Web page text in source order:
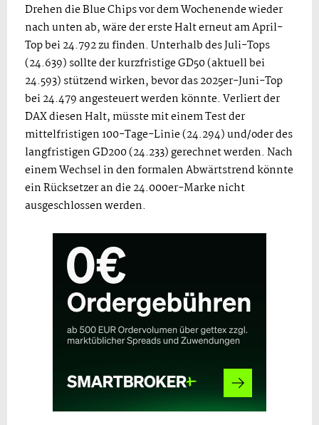
Drehen die Blue Chips vor dem Wochenende wieder
nach unten ab, wäre der erste Halt erneut am April-
Top bei 24.792 zu finden. Unterhalb des Juli-Tops
(24.639) sollte der kurzfristige GD50 (aktuell bei
24.593) stützend wirken, bevor das 2025er-Juni-Top
bei 24.479 angesteuert werden könnte. Verliert der
DAX diesen Halt, müsste mit einem Test der
mittelfristigen 100-Tage-Linie (24.294) und/oder des
langfristigen GD200 (24.233) gerechnet werden. Nach
einem Wechsel in den formalen Abwärtstrend könnte
ein Rücksetzer an die 24.000er-Marke nicht
ausgeschlossen werden.